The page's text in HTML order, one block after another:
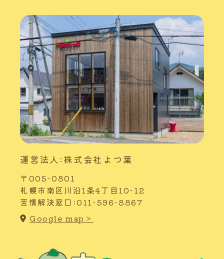
運営法人:株式会社よつ葉
〒005-0801
札幌市南区川沿1条4丁目10-12
苦情解決窓口:011-596-8867
Google map＞